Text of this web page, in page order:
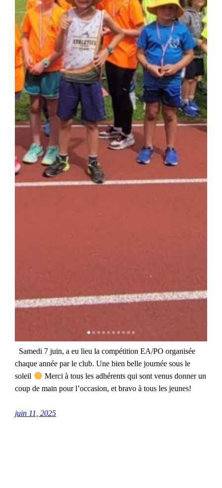
Samedi 7 juin, a eu lieu la compétition EA/PO organisée
chaque année par le club. Une bien belle journée sous le
soleil
Merci à tous les adhérents qui sont venus donner un
coup de main pour l’occasion, et bravo à tous les jeunes!
juin 11, 2025